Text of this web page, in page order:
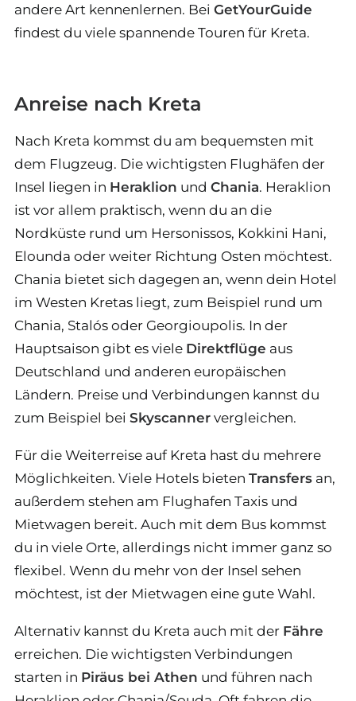
andere Art kennenlernen. Bei GetYourGuide
findest du viele spannende Touren für Kreta.
Anreise nach Kreta
Nach Kreta kommst du am bequemsten mit
dem Flugzeug. Die wichtigsten Flughäfen der
Insel liegen in Heraklion und Chania. Heraklion
ist vor allem praktisch, wenn du an die
Nordküste rund um Hersonissos, Kokkini Hani,
Elounda oder weiter Richtung Osten möchtest.
Chania bietet sich dagegen an, wenn dein Hotel
im Westen Kretas liegt, zum Beispiel rund um
Chania, Stalós oder Georgioupolis. In der
Hauptsaison gibt es viele Direktflüge aus
Deutschland und anderen europäischen
Ländern. Preise und Verbindungen kannst du
zum Beispiel bei Skyscanner vergleichen.
Für die Weiterreise auf Kreta hast du mehrere
Möglichkeiten. Viele Hotels bieten Transfers an,
außerdem stehen am Flughafen Taxis und
Mietwagen bereit. Auch mit dem Bus kommst
du in viele Orte, allerdings nicht immer ganz so
flexibel. Wenn du mehr von der Insel sehen
möchtest, ist der Mietwagen eine gute Wahl.
Alternativ kannst du Kreta auch mit der Fähre
erreichen. Die wichtigsten Verbindungen
starten in Piräus bei Athen und führen nach